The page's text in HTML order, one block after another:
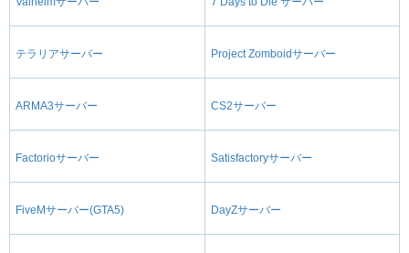
テラリアサーバー Project Zomboidサーバー
ARMA3サーバー CS2サーバー
Factorioサーバー Satisfactoryサーバー
FiveMサーバー(GTA5) DayZサーバー